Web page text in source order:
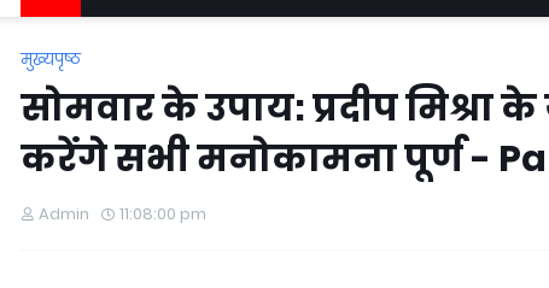
मुख्यपृष्ठ
सोमवार के उपाय: प्रदीप
करेंगे सभी मनोकामना पूर्ण -
Admin 11:08:00 pm